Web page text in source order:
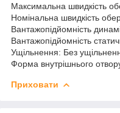
Максимальна швидкість
Номінальна швидкість
Вантажопідйомність
Вантажопідйомність
Ущільнення: Без
Форма внутрішнього
Приховати